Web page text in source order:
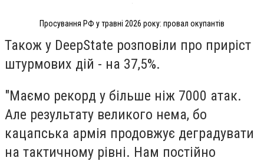
Просування РФ у травні 2026 року: провал окупантів
Також у DeepState розповіли про приріст
штурмових дій - на 37,5%.
"Маємо рекорд у більше ніж 7000 атак.
Але результату великого нема, бо
кацапська армія продовжує деградувати
на тактичному рівні. Нам постійно